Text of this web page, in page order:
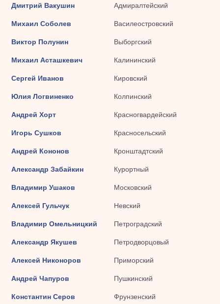
Дмитрий Вакушин Адмиралтейский
Михаил Соболев Василеостровский
Виктор Полунин Выборгский
Михаил Асташкевич Калининский
Сергей Иванов Кировский
Юлия Логвиненко Колпинский
Андрей Хорт Красногвардейский
Игорь Сушков Красносельский
Андрей Кононов Кронштадтский
Александр Забайкин Курортный
Владимир Ушаков Московский
Алексей Гульчук Невский
Владимир Омельницкий Петроградский
Александр Якушев Петродворцовый
Алексей Никоноров Приморский
Андрей Чапуров Пушкинский
Константин Серов Фрунзенский